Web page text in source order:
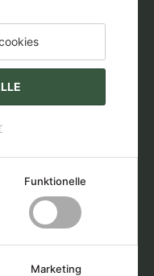
Funktionelle
Marketing